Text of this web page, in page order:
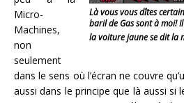
Là vous vous dîtes
baril de Gas sont à moi!
la voiture jaune se dit la
Micro-
Machines,
non
seulement
dans le sens où l’écran ne couvre
aussi dans le principe que là aussi si